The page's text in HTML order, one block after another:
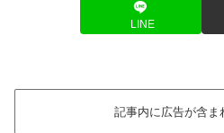
LINE
記事内に広告が含ま